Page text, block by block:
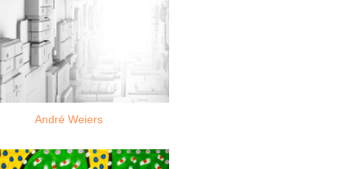
André Weiers